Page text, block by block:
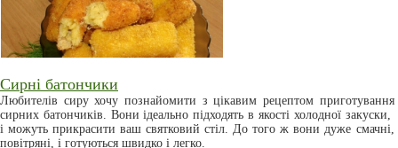
Сирні батончики
Любителів сиру хочу познайомити з цікавим рецептом приготування
сирних батончиків. Вони ідеально підходять в якості холодної закуски,
і можуть прикрасити ваш святковий стіл. До того ж вони дуже смачні,
повітряні, і готуються швидко і легко.